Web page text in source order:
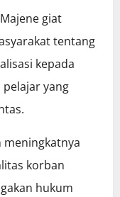
giat
tentang
kepada
yang
meningkatnya
korban
hukum